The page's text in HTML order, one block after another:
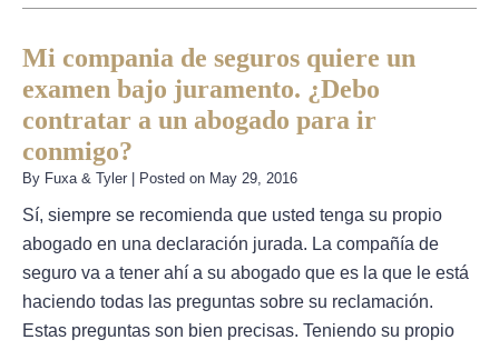
Mi compania de seguros quiere un
examen bajo juramento. ¿Debo
contratar a un abogado para ir
conmigo?
By Fuxa & Tyler Posted on May 29, 2016
Sí, siempre se recomienda que usted tenga su propio
abogado en una declaración jurada. La compañía de
seguro va a tener ahí a su abogado que es la que le está
haciendo todas las preguntas sobre su reclamación.
Estas preguntas son bien precisas. Teniendo su propio